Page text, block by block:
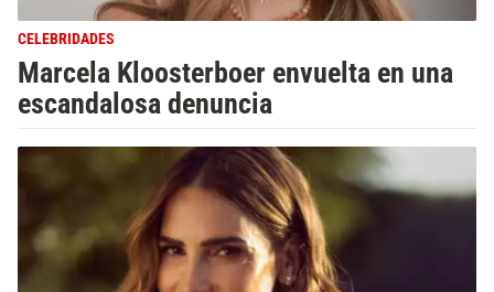
CELEBRIDADES
Marcela Kloosterboer envuelta en una
escandalosa denuncia